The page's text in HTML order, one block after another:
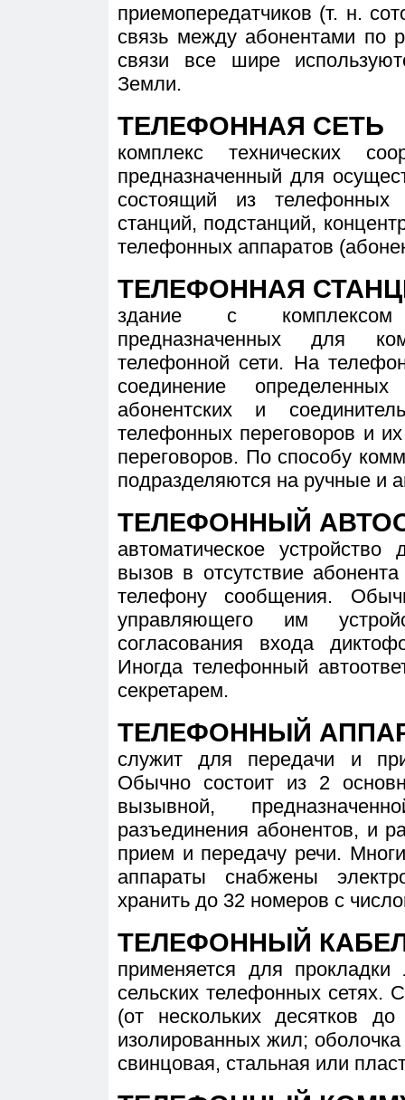
приемопередатчиков (т. н.
связь между абонентами по
связи все шире
Земли.
ТЕЛЕФОННАЯ СЕТЬ
комплекс технических
предназначенный для
состоящий из
станций, подстанций,
телефонных аппаратов
ТЕЛЕФОННАЯ
здание с комплексом
предназначенных для
телефонной сети. На
соединение
абонентских и
телефонных переговоров и
переговоров. По способу
подразделяются на ручные и
ТЕЛЕФОННЫЙ
автоматическое
вызов в отсутствие
телефону сообщения.
управляющего им
согласования входа
Иногда телефонный
секретарем.
ТЕЛЕФОННЫЙ
служит для передачи и
Обычно состоит из 2
вызывной,
разъединения абонентов, и
прием и передачу речи.
аппараты снабжены
хранить до 32 номеров с
ТЕЛЕФОННЫЙ
применяется для
сельских телефонных сетях.
(от нескольких десятков
изолированных жил;
свинцовая, стальная или